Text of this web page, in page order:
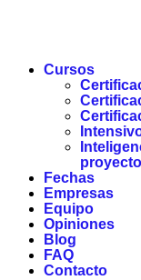
Cursos
proyecto
Fechas
Empresas
Equipo
Opiniones
Blog
FAQ
Contacto